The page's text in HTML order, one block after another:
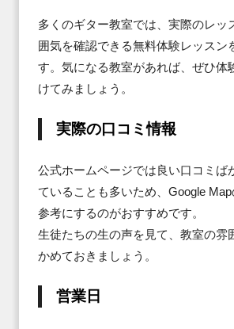
多くのギター教室では、実際のレッ
囲気を確認できる無料体験レッスン
す。気になる教室があれば、ぜひ体
けてみましょう。
実際の口コミ情報
公式ホームページでは良い口コミば
ていることも多いため、Google
参考にするのがおすすめです。
生徒たちの生の声を見て、教室の雰
かめておきましょう。
営業日